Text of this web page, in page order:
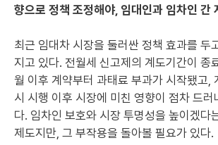
향으로 정책 조정해야, 임대인과 임차인 간
최근 임대차 시장을 둘러싼 정책 효과를 두
지고 있다. 전월세 신고제의 계도기간이 종
월 이후 계약부터 과태료 부과가 시작됐고,
시 시행 이후 시장에 미친 영향이 점차 드러
다. 임차인 보호와 시장 투명성을 높이겠다
제도지만, 그 부작용을 돌아볼 필요가 있다.